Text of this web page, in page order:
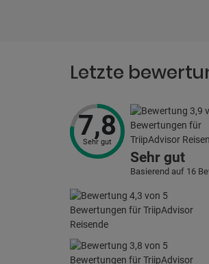
Letzte
7,8
Sehr gut
Sehr gut
Basierend auf 16